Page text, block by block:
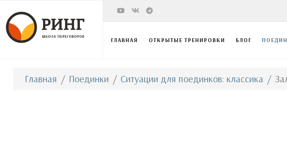
ГЛАВНАЯ ОТКРЫТЫЕ ТРЕНИРОВКИ БЛОГ
Главная Поединки Ситуации для поединков: классика